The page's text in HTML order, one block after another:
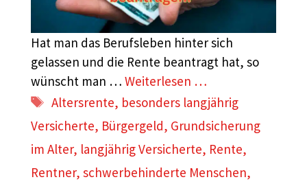
Hat man das Berufsleben hinter sich
gelassen und die Rente beantragt hat, so
wünscht man … Weiterlesen …
Schlagwörter
Altersrente, besonders langjährig
Versicherte, Bürgergeld, Grundsicherung
im Alter, langjährig Versicherte, Rente,
Rentner, schwerbehinderte Menschen,